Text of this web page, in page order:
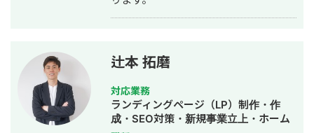
辻本 拓磨
対応業務
ランディングページ（LP）制作・作
成・SEO対策・新規事業立上・ホーム